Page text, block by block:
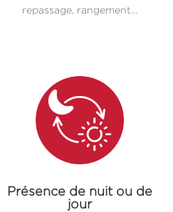
repassage, rangement…
Présence de nuit ou de
jour